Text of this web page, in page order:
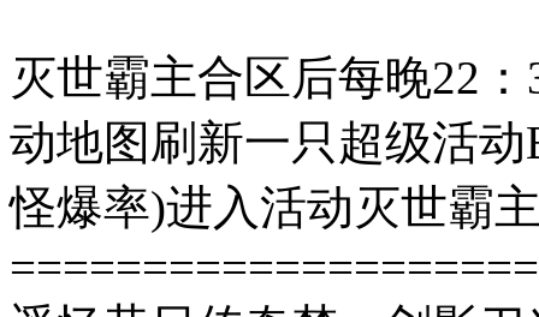
灭世霸主合区后每晚22
动地图刷新一只超级活
怪爆率)进入活动灭世霸